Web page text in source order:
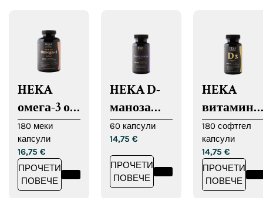
HEKA
омега-3 от
рибено
масло
180 меки
капсули
16,75 €
ПРОЧЕТИ
ПОВЕЧЕ
HEKA D-
маноза
капсули
60 капсули
14,75 €
ПРОЧЕТИ
ПОВЕЧЕ
HEKA
витамин
D3
софтгел
капсули
180 софтгел
капсули
14,75 €
ПРОЧЕТИ
ПОВЕЧЕ